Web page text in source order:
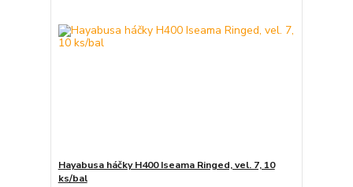
Hayabusa háčky H400 Iseama Ringed, vel. 7, 10
ks/bal